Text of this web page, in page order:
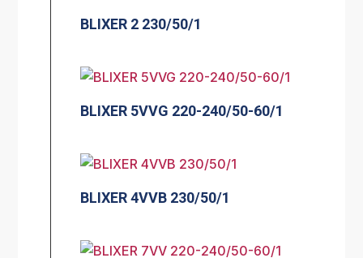
BLIXER 2 230/50/1
BLIXER 5VVG 220-240/50-60/1
BLIXER 4VVB 230/50/1